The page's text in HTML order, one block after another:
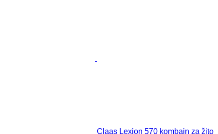
Claas Lexion 570 kombajn za žito